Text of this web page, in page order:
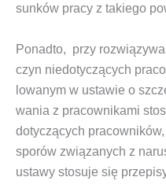
sun­ków pra­cy z takie­go
Ponad­to, przy
czyn nie­do­ty­czą­cych
lo­wa­nym w usta­wie o
wa­nia z pra­cow­ni­ka­mi
do­ty­czą­cych
spo­rów zwią­za­nych z
usta­wy sto­su­je się